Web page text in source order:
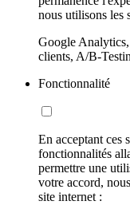
nous utilisons les
Google
clients, A/B-
Fonctionnalité
En acceptant ces
fonctionnalités
permettre une
votre accord,
site internet :